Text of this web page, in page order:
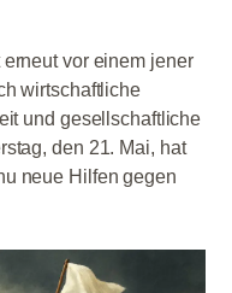
vor einem jener
wirtschaftliche
und gesellschaftliche
den 21. Mai, hat
neue Hilfen gegen